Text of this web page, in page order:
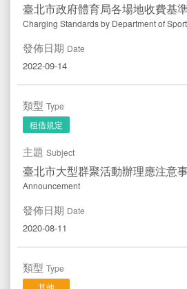
臺北市政府體育局各場地收費基
Charging Standards by Department of
發佈日期 Date
2022-09-14
類型 Type
租借規定
主題 Subject
臺北市大型群聚活動辦理應注意
Announcement
發佈日期 Date
2020-08-11
類型 Type
其他